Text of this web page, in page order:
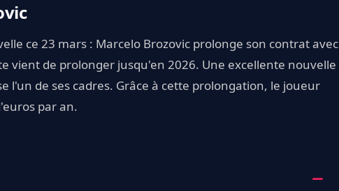
ce 23 mars : Marcelo Brozovic prolonge son contrat avec
vient de prolonger jusqu'en 2026. Une excellente nouvelle
l'un de ses cadres. Grâce à cette prolongation, le joueur
par an.